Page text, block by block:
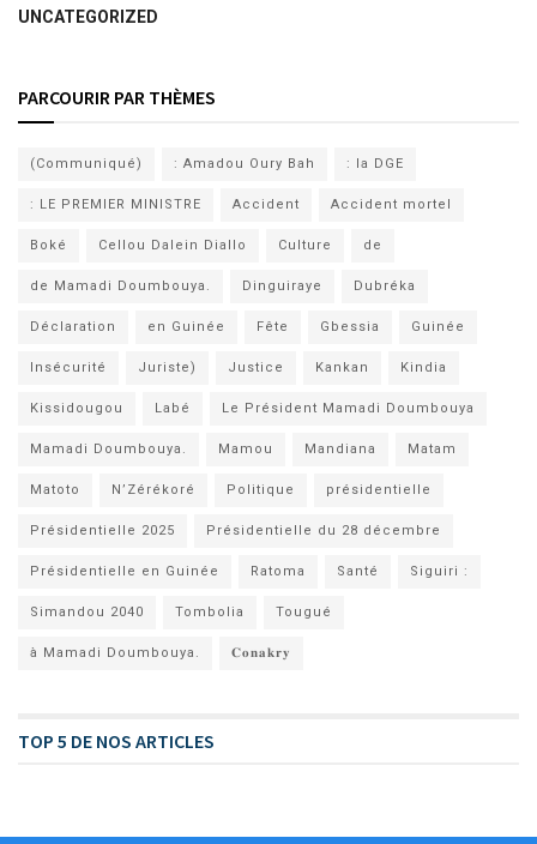
UNCATEGORIZED
PARCOURIR PAR THÈMES
(Communiqué) : Amadou Oury Bah : la DGE
: LE PREMIER MINISTRE Accident Accident mortel
Boké Cellou Dalein Diallo Culture de
de Mamadi Doumbouya. Dinguiraye Dubréka
Déclaration en Guinée Fête Gbessia Guinée
Insécurité Juriste) Justice Kankan Kindia
Kissidougou Labé Le Président Mamadi Doumbouya
Mamadi Doumbouya. Mamou Mandiana Matam
Matoto N’Zérékoré Politique présidentielle
Présidentielle 2025 Présidentielle du 28 décembre
Présidentielle en Guinée Ratoma Santé Siguiri :
Simandou 2040 Tombolia Tougué
à Mamadi Doumbouya. 𝐂𝐨𝐧𝐚𝐤𝐫𝐲
TOP 5 DE NOS ARTICLES